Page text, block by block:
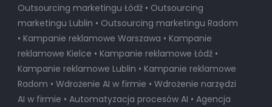
Outsourcing marketingu Łódź • Outsourcing
marketingu Lublin • Outsourcing marketingu Radom
• Kampanie reklamowe Warszawa • Kampanie
reklamowe Kielce • Kampanie reklamowe Łódź •
Kampanie reklamowe Lublin • Kampanie reklamowe
Radom • Wdrożenie AI w firmie • Wdrożenie narzędzi
AI w firmie • Automatyzacja procesów AI • Agencja